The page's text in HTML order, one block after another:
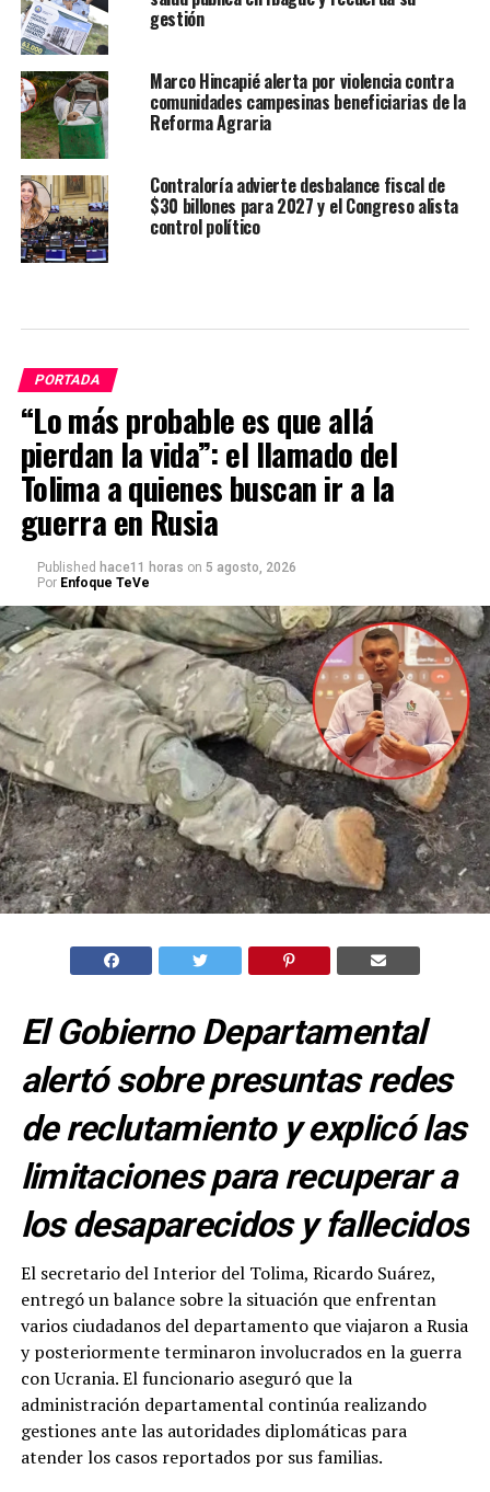
gestión
Marco Hincapié alerta por violencia contra
comunidades campesinas beneficiarias de la
Reforma Agraria
Contraloría advierte desbalance fiscal de
$30 billones para 2027 y el Congreso alista
control político
PORTADA
“Lo más probable es que allá
pierdan la vida”: el llamado del
Tolima a quienes buscan ir a la
guerra en Rusia
Published hace11 horas on 5 agosto, 2026
Por Enfoque TeVe
El Gobierno Departamental
alertó sobre presuntas redes
de reclutamiento y explicó las
limitaciones para recuperar a
los desaparecidos y fallecidos
El secretario del Interior del Tolima, Ricardo Suárez,
entregó un balance sobre la situación que enfrentan
varios ciudadanos del departamento que viajaron a Rusia
y posteriormente terminaron involucrados en la guerra
con Ucrania. El funcionario aseguró que la
administración departamental continúa realizando
gestiones ante las autoridades diplomáticas para
atender los casos reportados por sus familias.